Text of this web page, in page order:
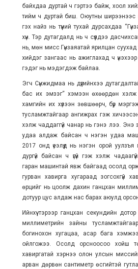
байхдаа дуртай ч гэртээ байж, хоол
тийм ч дуртай биш. Оюутны ширээнээс
гэх найз нь түүний тухай дурсахдаа
хүн. Тэр дутагдалд нь ч сүүлдээ
нь, мөн мисс Гүнзаяатай ярилцан
хийдэг зангаас нь ажиглахад ч
гэдэг нь мэдэгдэж байлаа.
Эгч Сүнжидмаа нь дүүгийнхээ
бас их эмзэг” хэмээн өхөөрдөн хэлж
хамгийн их хүлээн зөвшөөрч, бүр
тусламжтайгаар ангижрах гэж хичээсэн
хэлж чаддаггүй чанар нь гэнэ лээ. Энэ
удаа алдаж байсан ч нэгэн удаа
2017 онд үеэлүүд нь нэгэн орой
дургүй байсан ч үгүй гэж хэлж
гаран машинтай явж байгаад осолд
гурван хавирга хугараад зогсохгүй
өрцийг нь цоолж дахин ганцхан
дотуур цус алдаж нас барах аюулд
Ийнхүү тэрээр ганцхан секундийн
миллиметрийн зайны
богинохон хугацаа, асар бага
ойлгожээ. Осолд орсноосоо хойш
хавиргатай хэрнээ олон улсын
арван дөрвөн сантиметр өсгийтэй